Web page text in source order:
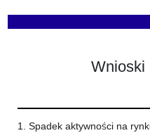
Wnioski
1. Spadek aktywności na